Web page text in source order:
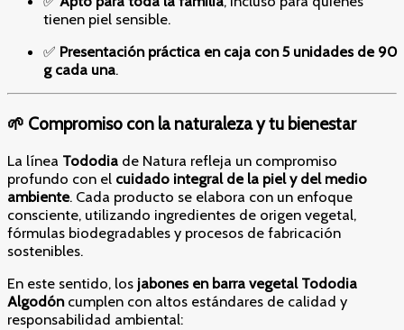
tienen piel sensible.
✅ Presentación práctica en caja con 5 unidades de 90
g cada una.
🌱 Compromiso con la naturaleza y tu bienestar
La línea Tododia de Natura refleja un compromiso
profundo con el cuidado integral de la piel y del medio
ambiente. Cada producto se elabora con un enfoque
consciente, utilizando ingredientes de origen vegetal,
fórmulas biodegradables y procesos de fabricación
sostenibles.
En este sentido, los jabones en barra vegetal Tododia
Algodóncumplen con altos estándares de calidad y
responsabilidad ambiental: